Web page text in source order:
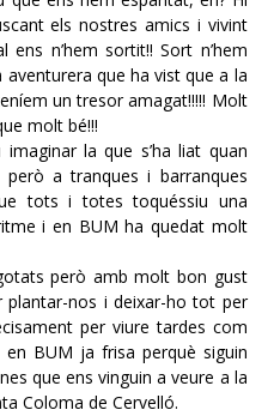
els nostres amics i vivint
n’hem sortit!! Sort n’hem
que ha vist que a la
un tresor amagat!!!!! Molt
molt bé!!!
la que s’ha liat quan
a tranques i barranques
tots i totes toquéssiu una
i en BUM ha quedat molt
però amb molt bon gust
plantar-nos i deixar-ho tot per
per viure tardes com
BUM ja frisa perquè siguin
que ens vinguin a veure a la
Coloma de Cervelló.